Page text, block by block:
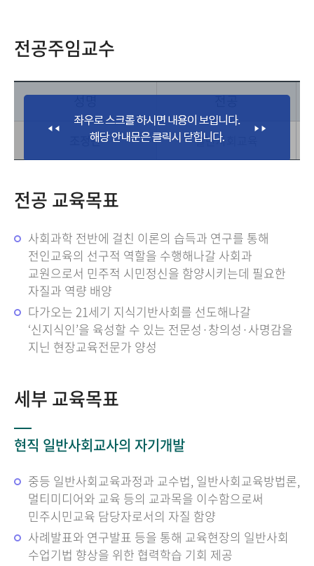
전공주임교수
성명 전공
조정관 일반사회교육
전공 교육목표
사회과학 전반에 걸친 이론의 습득과 연구를 통해
전인교육의 선구적 역할을 수행해나갈 사회과
교원으로서 민주적 시민정신을 함양시키는데 필요한
자질과 역량 배양
다가오는 21세기 지식기반사회를 선도해나갈
‘신지식인’을 육성할 수 있는 전문성·창의성·사명감을
지닌 현장교육전문가 양성
세부 교육목표
현직 일반사회교사의 자기개발
중등 일반사회교육과정과 교수법, 일반사회교육방법론,
멀티미디어와 교육 등의 교과목을 이수함으로써
민주시민교육 담당자로서의 자질 함양
사례발표와 연구발표 등을 통해 교육현장의 일반사회
수업기법 향상을 위한 협력학습 기회 제공